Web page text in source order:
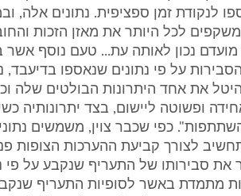
לנקודת זמן ספציפית. נתונים אלה,
משקפים לכל היותר את מאזן הזכות
נכון לאותה עת... טעם נוסף אשר
על פי נתונים שנאספו בדיעבד,
את אחד היתרונות הבולטים שלה
ופשוטה ליישום, בצד יתרונותיה
כפי שכבר צוין, משמשים
לצורך קביעת ההערכות הצופות
סבירותו של התעריף שנקבע על פי
מתמדת באשר לסופיות התעריף